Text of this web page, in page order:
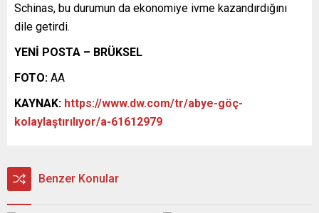
Schinas, bu durumun da ekonomiye ivme kazandırdığını
dile getirdi.
YENİ POSTA – BRÜKSEL
FOTO: AA
KAYNAK: https://www.dw.com/tr/abye-göç-
kolaylaştırılıyor/a-61612979
Benzer Konular